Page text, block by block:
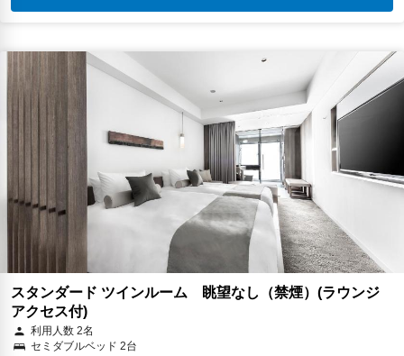
スタンダード ツインルーム 眺望なし（禁煙）(ラウンジ
アクセス付)
利用人数 2名
セミダブルベッド 2台